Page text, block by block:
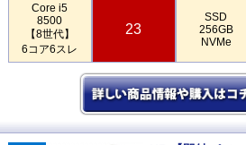
Core i5
8500
【8世代】
6コア6スレ
23
SSD
256GB
NVMe